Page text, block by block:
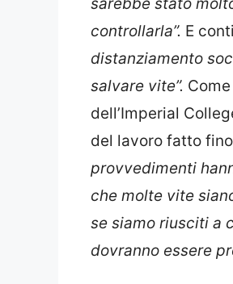
controllarla”. E
distanziamento
salvare vite”.
dell’Imperial
del lavoro fatto
provvedimenti
che molte vite
se siamo riusciti a
dovranno essere